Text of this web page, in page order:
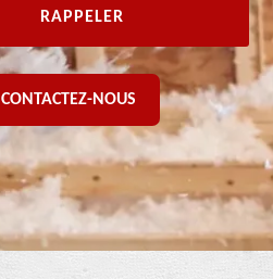
CONTACTEZ-NOUS